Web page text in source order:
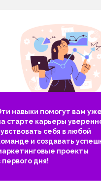
навыки помогут вам
старте карьеры
себя в любой
и создавать
проекты
первого дня!